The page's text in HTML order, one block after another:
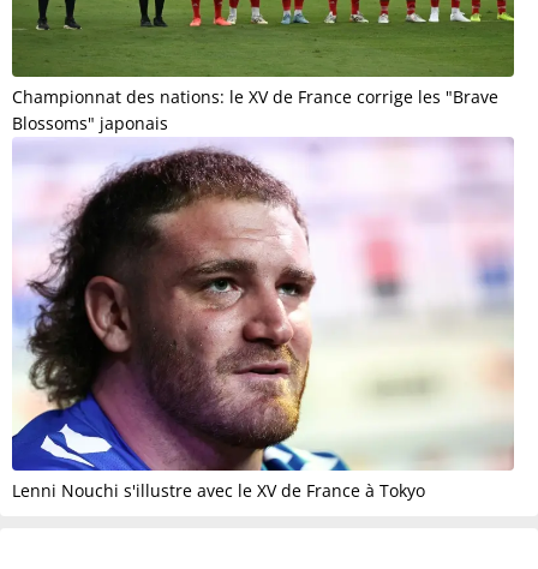
Championnat des nations: le XV de France corrige les "Brave
Blossoms" japonais
Lenni Nouchi s'illustre avec le XV de France à Tokyo